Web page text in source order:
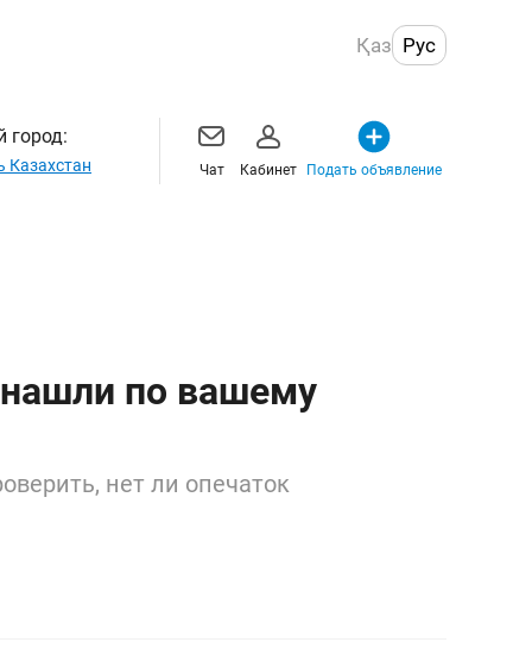
Қаз Рус
город:
Казахстан Чат Кабинет Подать объявление
по вашему
нет ли опечаток